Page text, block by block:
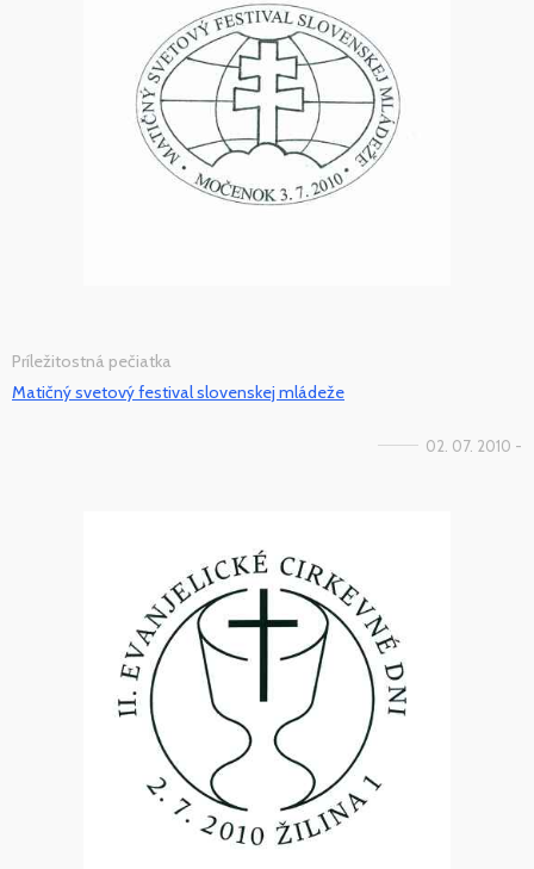
Príležitostná pečiatka
Matičný svetový festival slovenskej mládeže
02. 07. 2010 -